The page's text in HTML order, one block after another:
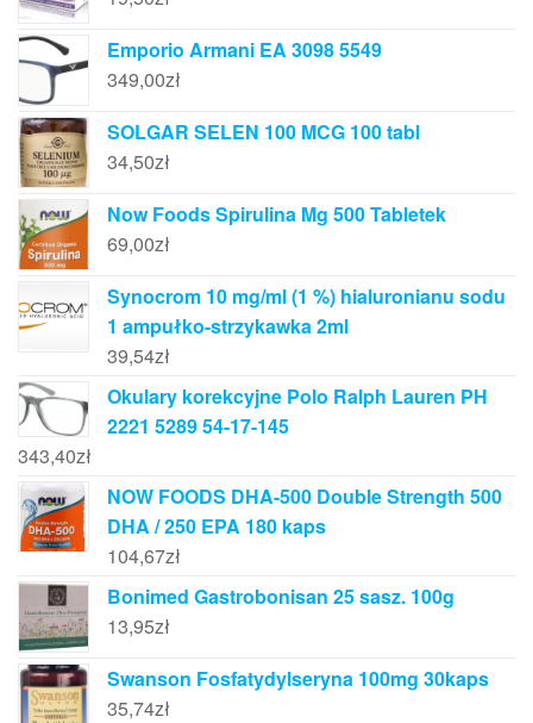
Emporio Armani EA 3098 5549
349,00zł
SOLGAR SELEN 100 MCG 100 tabl
34,50zł
Now Foods Spirulina Mg 500 Tabletek
69,00zł
Synocrom 10 mg/ml (1 %) hialuronianu sodu
1 ampułko-strzykawka 2ml
39,54zł
Okulary korekcyjne Polo Ralph Lauren PH
2221 5289 54-17-145
343,40zł
NOW FOODS DHA-500 Double Strength 500
DHA / 250 EPA 180 kaps
104,67zł
Bonimed Gastrobonisan 25 sasz. 100g
13,95zł
Swanson Fosfatydylseryna 100mg 30kaps
35,74zł